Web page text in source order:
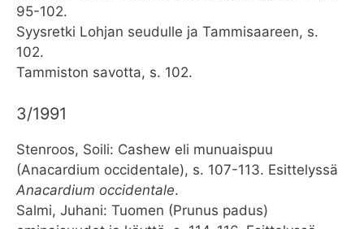
95-102.
Syysretki Lohjan seudulle ja Tammisaareen, s.
102.
Tammiston savotta, s. 102.
3/1991
Stenroos, Soili: Cashew eli munuaispuu
(Anacardium occidentale), s. 107-113. Esittelyssä
Anacardium occidentale.
Salmi, Juhani: Tuomen (Prunus padus)